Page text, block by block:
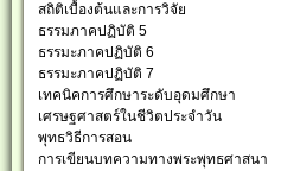
สถิติเบื้องต้นและการวิจัย
ธรรมภาคปฏิบัติ 5
ธรรมะภาคปฏิบัติ 6
ธรรมะภาคปฏิบัติ 7
เทคนิคการศึกษาระดับอุดมศึกษา
เศรษฐศาสตร์ในชีวิตประจำวัน
พุทธวิธีการสอน
การเขียนบทความทางพระพุทธศาสนา